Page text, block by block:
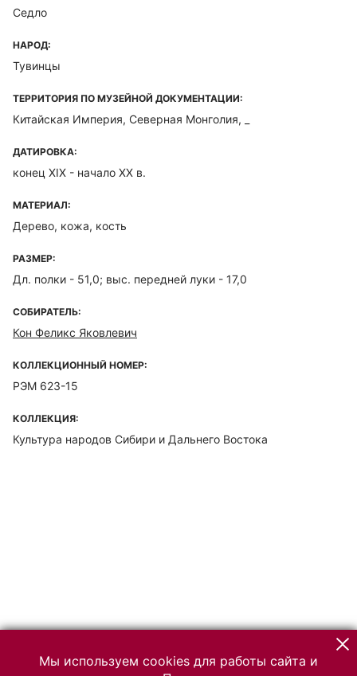
Седло
НАРОД:
Тувинцы
ТЕРРИТОРИЯ ПО МУЗЕЙНОЙ ДОКУМЕНТАЦИИ:
Китайская Империя, Северная Монголия, _
ДАТИРОВКА:
конец XIX - начало ХХ в.
МАТЕРИАЛ:
Дерево, кожа, кость
РАЗМЕР:
Дл. полки - 51,0; выс. передней луки - 17,0
СОБИРАТЕЛЬ:
Кон Феликс Яковлевич
КОЛЛЕКЦИОННЫЙ НОМЕР:
РЭМ 623-15
КОЛЛЕКЦИЯ:
Культура народов Сибири и Дальнего Востока
Мы используем cookies для работы сайта и